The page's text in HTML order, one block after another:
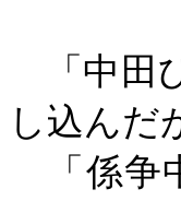
「中田
し込んだ
「係争